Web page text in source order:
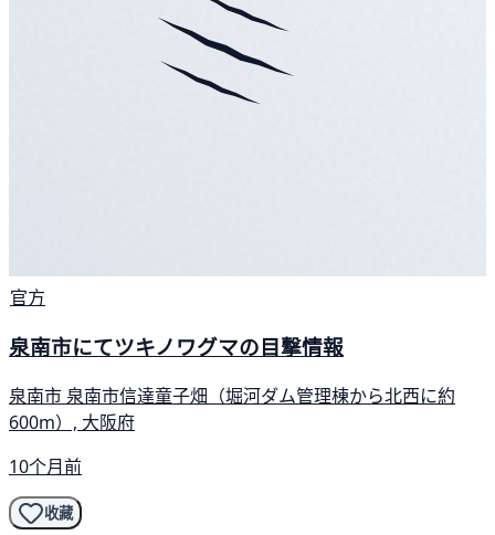
官方
泉南市にてツキノワグマの目撃情報
泉南市 泉南市信達童子畑（堀河ダム管理棟から北西に約
600m）, 大阪府
10个月前
收藏